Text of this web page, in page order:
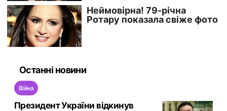
Останні новини
Війна
Президент України відкинув